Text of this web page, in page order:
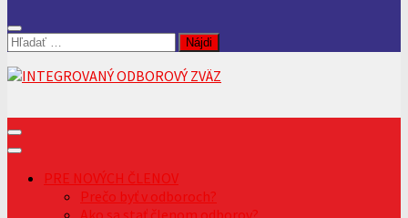
Hľadať:
PRE NOVÝCH ČLENOV
Prečo byť v odboroch?
Ako sa stať členom odborov?